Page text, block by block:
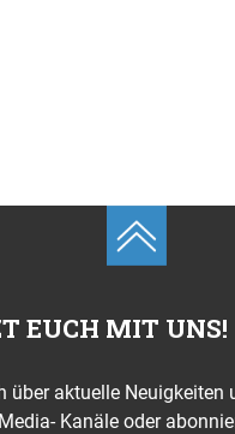
EUCH MIT UNS!
über aktuelle Neuigkeiten
Kanäle oder